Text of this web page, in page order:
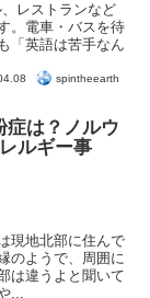
レストランなど
。電車・バスを待
「英語は苦手なん
spintheearth
症は？ノルウ
ルギー事
現地北部に住んで
のようで、周囲に
は違うよと聞いて
...